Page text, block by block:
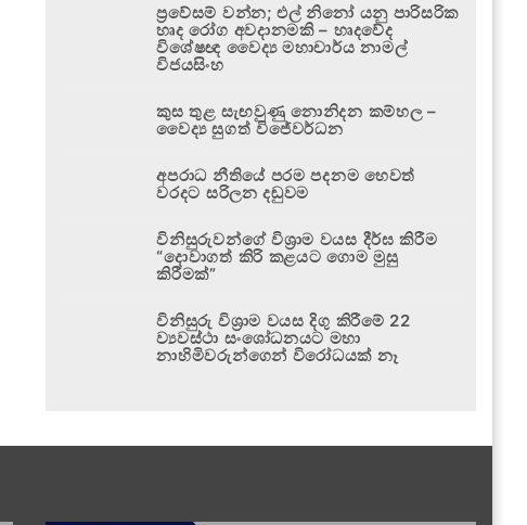
ප්‍රවේසම් වන්න; එල් නිනෝ යනු පාරිසරික
හෘද රෝග අවදානමකි – හෘදවේද
විශේෂඥ වෛද්‍ය මහාචාර්ය නාමල්
විජයසිංහ
කුස තුළ සැඟවුණු නොනිදන කම්හල –
වෛද්‍ය සුගත් විජේවර්ධන
අපරාධ නීතියේ පරම පදනම හෙවත්
වරදට සරිලන දඬුවම
විනිසුරුවන්ගේ විශ්‍රාම වයස දීර්ඝ කිරීම
“දොවාගත් කිරි කළයට ගොම මුසු
කිරීමක්”
විනිසුරු විශ්‍රාම වයස දිගු කිරීමේ 22
ව්‍යවස්ථා සංශෝධනයට මහා
නාහිමිවරුන්ගෙන් විරෝධයක් නෑ